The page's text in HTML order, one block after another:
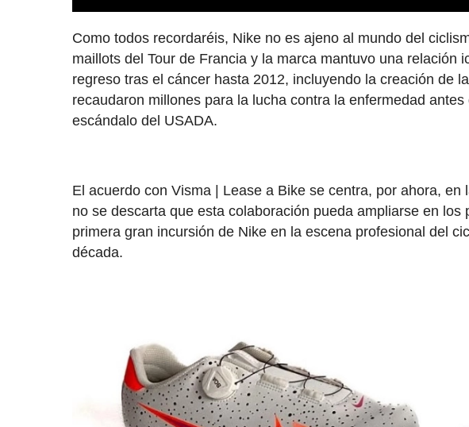
Como todos recordaréis, Nike no es ajeno al mundo del
maillots del Tour de Francia y la marca mantuvo una relación
regreso tras el cáncer hasta 2012, incluyendo la creación de
recaudaron millones para la lucha contra la enfermedad
escándalo del USADA.
El acuerdo con Visma | Lease a Bike se centra, por ahora,
no se descarta que esta colaboración pueda ampliarse en
primera gran incursión de Nike en la escena profesional del
década.